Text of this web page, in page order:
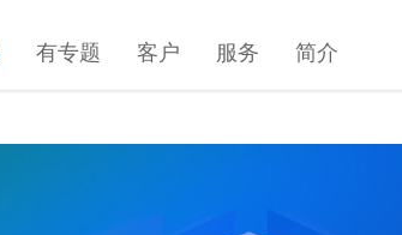
有专题 客户 服务 简介